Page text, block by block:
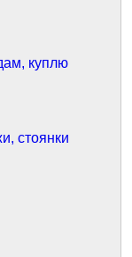
куплю
стоянки